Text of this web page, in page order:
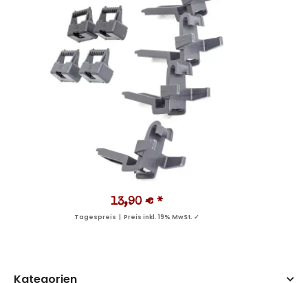
13,90 € *
Tagespreis | Preis inkl. 19% MwSt. ✓
Kategorien